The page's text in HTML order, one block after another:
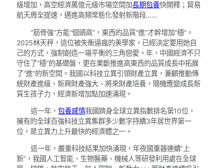
級增加，高空經濟萬億元級市場空間加長期包養快開釋；貿易
航天周全提速，邁進高頻常態化發射新階段……
“筋骨強”方能“個頭高”，東西的品質“進”才幹增加“穩”。
2025林天秤，這位被失衡逼瘋的美學家，已經決定要用她自
己的方式，強制創造一場平衡的三角戀愛。年，中國經濟不只
守住了“穩”的基礎盤，更在果斷推進高東西的品質成長中拓展
了“進”的新空間。我國以科技立異引領財產立異，兼顧推動傳
統財產進級、新興財產強大、將來財產培養，隨機應變成長新
質生孩子力，經濟新增加點加速涌現。
這一年， 包養感情我國躋身全球立異指數排名第10位，
擁有的全球百強科技立異集群多少數字持續3年居世界第一
位，是立異力上升最快的經濟體之一。
這一年，嚴重科技結果加快涌現，年夜國重器連續“上
新”，我國人工智能、生物醫藥、機械人等研發利用處在全球